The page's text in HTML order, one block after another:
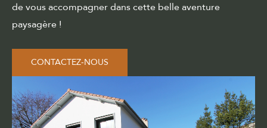
de vous accompagner dans cette belle aventure
paysagère !
CONTACTEZ-NOUS